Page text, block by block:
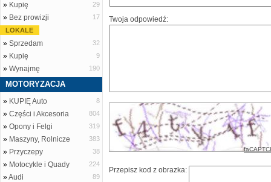
» Kupię 29
» Bez prowizji
17
LOKALE
» Sprzedam 32
» Kupię 9
» Wynajmę 190
MOTORYZACJA
» KUPIĘ Auto 8
» Części i Akcesoria 804
» Opony i Felgi 319
» Maszyny, Rolnicze 383
» Przyczepy 38
» Motocykle i Quady 224
»Audi 89
Twoja odpowiedź:
Przepisz kod z obrazka: